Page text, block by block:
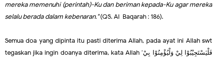
mereka memenuhi (perintah)-Ku dan beriman kepada-Ku agar mereka
selalu berada dalam kebenaran."(QS. Al-Baqarah : 186).
Semua doa yang dipinta itu pasti diterima Allah, pada ayat ini Allah swt
tegaskan jika ingin doanya diterima, kata Allah ‘فَلْيَسْتَجِيْبُوْا لِيْ وَلْيُؤْمِنُوْا بِيْ